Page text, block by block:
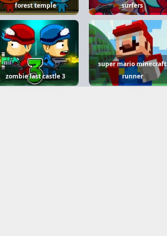
forest temple
surfers
zombie last castle 3
super mario minecraft
runner